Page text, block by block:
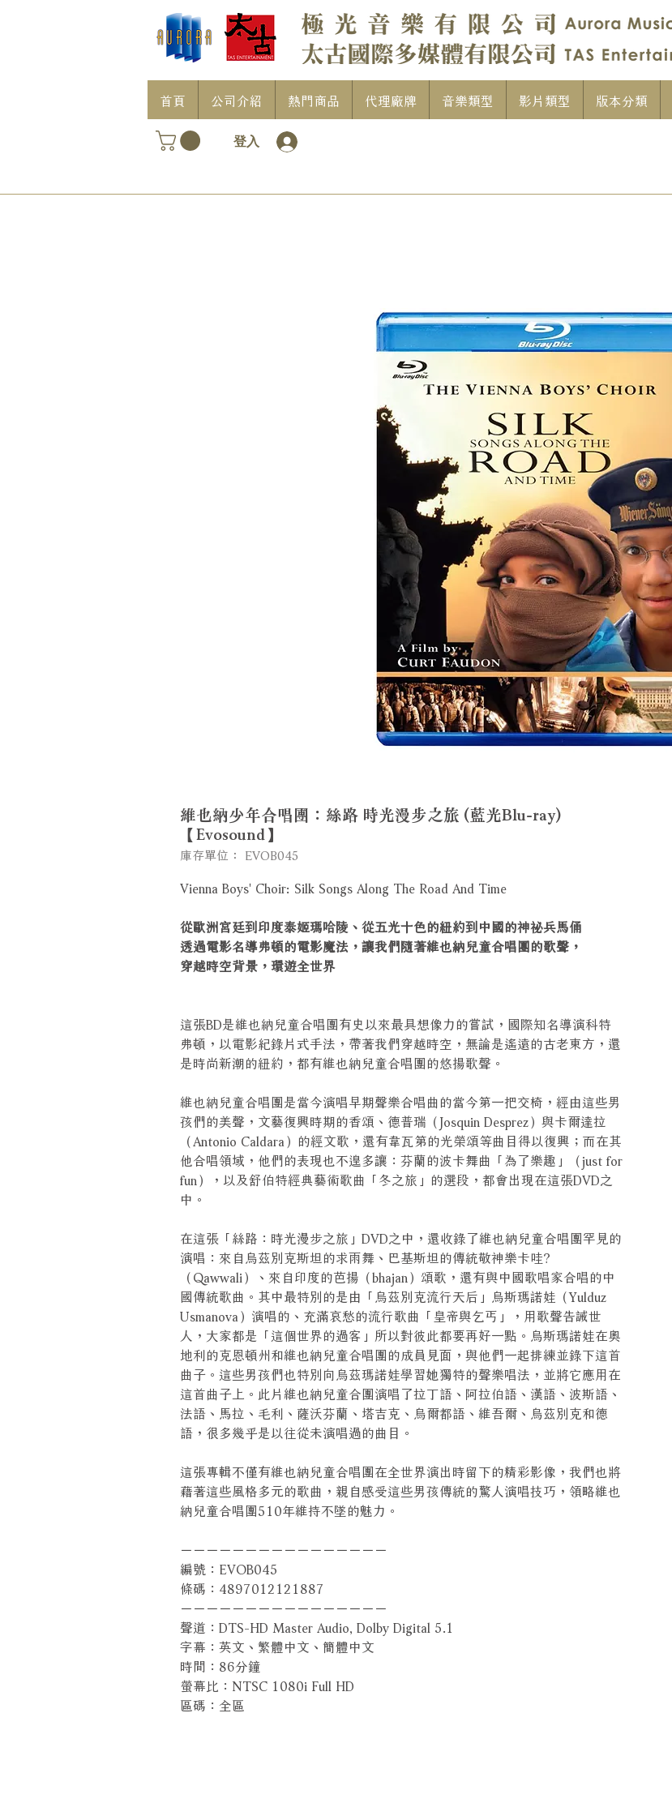
首頁 公司介紹 熱門商品 代理廠牌 音樂類型 影片類型 版本分類
登入
維也納少年合唱團：絲路 時光漫步之旅 (藍光Blu-ray)
【Evosound】
庫存單位： EVOB045
Vienna Boys' Choir: Silk Songs Along The Road And Time
從歐洲宮廷到印度泰姬瑪哈陵、從五光十色的紐約到中國的神祕兵馬俑
透過電影名導弗頓的電影魔法，讓我們隨著維也納兒童合唱團的歌聲，
穿越時空背景，環遊全世界
這張BD是維也納兒童合唱團有史以來最具想像力的嘗試，國際知名導演科特
弗頓，以電影紀錄片式手法，帶著我們穿越時空，無論是遙遠的古老東方，還
是時尚新潮的紐約，都有維也納兒童合唱團的悠揚歌聲。
維也納兒童合唱團是當今演唱早期聲樂合唱曲的當今第一把交椅，經由這些男
孩們的美聲，文藝復興時期的香頌、德普瑞（Josquin Desprez）與卡爾達拉
（Antonio Caldara）的經文歌，還有韋瓦第的光榮頌等曲目得以復興；而在其
他合唱領域，他們的表現也不遑多讓：芬蘭的波卡舞曲「為了樂趣」（just for
fun），以及舒伯特經典藝術歌曲「冬之旅」的選段，都會出現在這張DVD之
中。
在這張「絲路：時光漫步之旅」DVD之中，還收錄了維也納兒童合唱團罕見的
演唱：來自烏茲別克斯坦的求雨舞、巴基斯坦的傳統敬神樂卡哇?
（Qawwali）、來自印度的芭揚（bhajan）頌歌，還有與中國歌唱家合唱的中
國傳統歌曲。其中最特別的是由「烏茲別克流行天后」烏斯瑪諾娃（Yulduz
Usmanova）演唱的、充滿哀愁的流行歌曲「皇帝與乞丐」，用歌聲告誡世
人，大家都是「這個世界的過客」所以對彼此都要再好一點。烏斯瑪諾娃在奧
地利的克恩頓州和維也納兒童合唱團的成員見面，與他們一起排練並錄下這首
曲子。這些男孩們也特別向烏茲瑪諾娃學習她獨特的聲樂唱法，並將它應用在
這首曲子上。此片維也納兒童合團演唱了拉丁語、阿拉伯語、漢語、波斯語、
法語、馬拉、毛利、薩沃芬蘭、塔吉克、烏爾都語、維吾爾、烏茲別克和德
語，很多幾乎是以往從未演唱過的曲目。
這張專輯不僅有維也納兒童合唱團在全世界演出時留下的精彩影像，我們也將
藉著這些風格多元的歌曲，親自感受這些男孩傳統的驚人演唱技巧，領略維也
納兒童合唱團510年維持不墜的魅力。
－－－－－－－－－－－－－－－－
編號：EVOB045
條碼：4897012121887
－－－－－－－－－－－－－－－－
聲道：DTS-HD Master Audio, Dolby Digital 5.1
字幕：英文、繁體中文、簡體中文
時間：86分鐘
螢幕比：NTSC 1080i Full HD
區碼：全區